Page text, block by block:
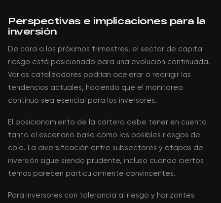
Perspectivas e implicaciones para la
inversión
De cara a los próximos trimestres, el sector de capital
riesgo está posicionado para una evolución continuada.
Varios catalizadores podrían acelerar o redirigir las
tendencias actuales, haciendo que el monitoreo
continuo sea esencial para los inversores.
El posicionamiento de la cartera debe tener en cuenta
tanto el escenario base como los posibles riesgos de
cola. La diversificación entre subsectores y etapas de
inversión sigue siendo prudente, incluso cuando ciertos
temas parecen particularmente convincentes.
Para inversores con tolerancia al riesgo y horizontes